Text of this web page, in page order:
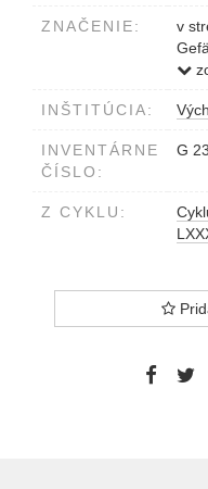
ZNAČENIE:
v
INŠTITÚCIA:
INVENTÁRNE
ČÍSLO:
G
Z CYKLU: